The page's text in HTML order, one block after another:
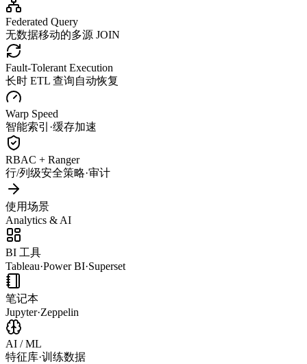
Federated Query
无数据移动的多源 JOIN
Fault-Tolerant Execution
长时 ETL 查询自动恢复
Warp Speed
智能索引·缓存加速
RBAC + Ranger
行/列级安全策略·审计
使用场景
Analytics & AI
BI 工具
Tableau·Power BI·Superset
笔记本
Jupyter·Zeppelin
AI / ML
特征库·训练数据